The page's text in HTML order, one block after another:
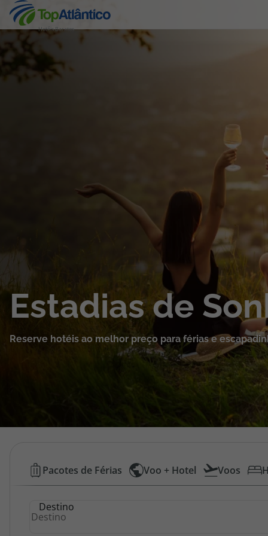
Hotéis Baratos
Destinos
Pacotes de Férias
Cruzeiros
Promoções
Área de Cliente
Estadias de
Reserve hotéis ao melhor preço para férias e
Hotéis
Baratos
Pacotes de Férias Voo + Hotel Voos
Destino